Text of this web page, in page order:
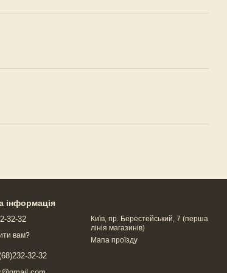
інформація
32-32
вам?
32-32
Київ, пр. Берестейський, 7 (перша
лінія магазинів)
Мапа проїзду